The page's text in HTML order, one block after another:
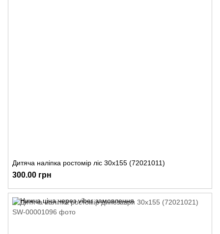
Дитяча наліпка ростомір ліс 30х155 (72021011)
300.00 грн